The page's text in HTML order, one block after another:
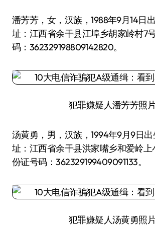
潘芳芳，女，汉族，1988年9月14日
址：江西省余干县江埠乡胡家岭村7
码：362329198809142820。
犯罪嫌疑人潘芳芳照
汤黄勇，男，汉族，1994年9月9日
址：江西省余干县洪家嘴乡和爱岭上
份证号码：362329199409091133。
犯罪嫌疑人汤黄勇照